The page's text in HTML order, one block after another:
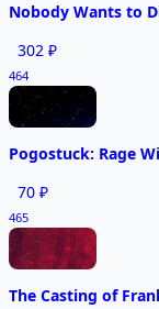
Nobody Wants to
302 ₽
464
Pogostuck: Rage
70 ₽
465
The Casting of